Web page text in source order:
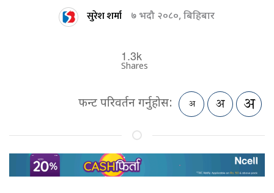
सुरेश शर्मा ७ भदौ २०८०, बिहिबार
1.3k
Shares
फन्ट परिवर्तन गर्नुहोस: